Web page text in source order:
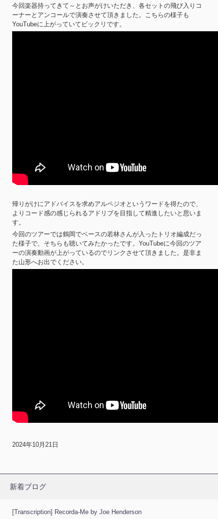
今回楽器持ってきて～とお声がけいただき、各セットの飛び入りコ
ーナーとアンコールで演奏させて頂きました。こちらの様子も
YouTubeに上がっていてビックリです。
帰りがけにアドバイスを求めアルペジオというワードを得たので、
よりコード感の感じられるアドリブを目指して精進したいと思いま
す。
今回のツアーでは鶴岡でベースの若林さんが入ったトリオ編成だっ
た様子で、そちらも聴いてみたかったです。YouTubeに今回のツア
ーの演奏動画が上がっているのでリンクさせて頂きました。是非ま
た山形へお出でください。
2024年10月21日
新着ブログ
[Transcription] Recorda-Me by Joe Henderson